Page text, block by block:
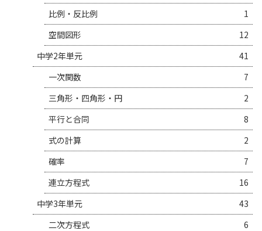
比例・反比例
1
空間図形
12
中学2年単元
41
一次関数
7
三角形・四角形・円
2
平行と合同
8
式の計算
2
確率
7
連立方程式
16
中学3年単元
43
二次方程式
6